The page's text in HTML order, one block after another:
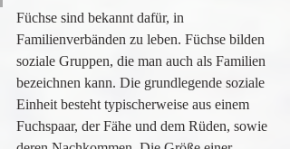
Füchse sind bekannt dafür, in
Familienverbänden zu leben. Füchse bilden
soziale Gruppen, die man auch als Familien
bezeichnen kann. Die grundlegende soziale
Einheit besteht typischerweise aus einem
Fuchspaar, der Fähe und dem Rüden, sowie